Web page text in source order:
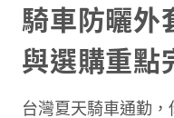
10°C，在時速 50
5 至 6°C 左右，溫
台灣冬季平均相對濕
灌進衣服裡，身體
騎車防曬外
與選購重點
台灣夏天騎車通勤